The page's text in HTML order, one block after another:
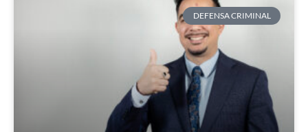
DEFENSA CRIMINAL